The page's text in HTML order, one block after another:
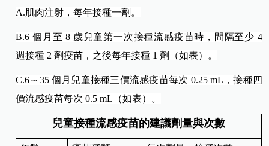
A.肌肉注射，每年接種一劑。
B.6 個月至 8 歲兒童第一次接種流感疫苗時，間隔至少 4
週接種 2 劑疫苗，之後每年接種 1 劑（如表）。
C.6～35 個月兒童接種三價流感疫苗每次 0.25 mL，接種四
價流感疫苗每次 0.5 mL（如表）。
兒童接種流感疫苗的建議劑量與次數